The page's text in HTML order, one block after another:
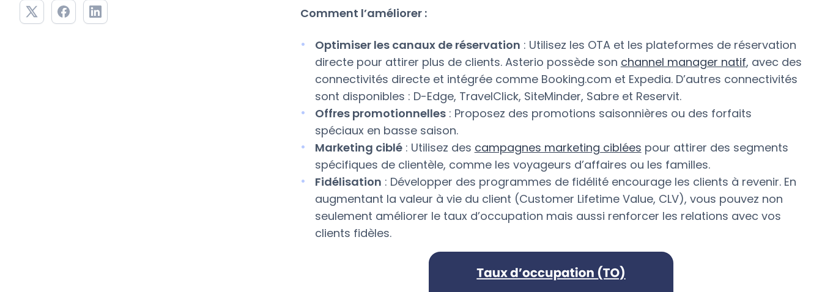
Comment l’améliorer :
Optimiser les canaux de réservation : Utilisez les OTA et les plateformes de réservation
directe pour attirer plus de clients. Asterio possède son channel manager natif, avec des
connectivités directe et intégrée comme Booking.com et Expedia. D’autres connectivités
sont disponibles : D-Edge, TravelClick, SiteMinder, Sabre et Reservit.
Offres promotionnelles: Proposez des promotions saisonnières ou des forfaits
spéciaux en basse saison.
Marketing ciblé: Utilisez des campagnes marketing ciblées pour attirer des segments
spécifiques de clientèle, comme les voyageurs d’affaires ou les familles.
Fidélisation : Développer des programmes de fidélité encourage les clients à revenir. En
augmentant la valeur à vie du client (Customer Lifetime Value, CLV), vous pouvez non
seulement améliorer le taux d’occupation mais aussi renforcer les relations avec vos
clients fidèles.